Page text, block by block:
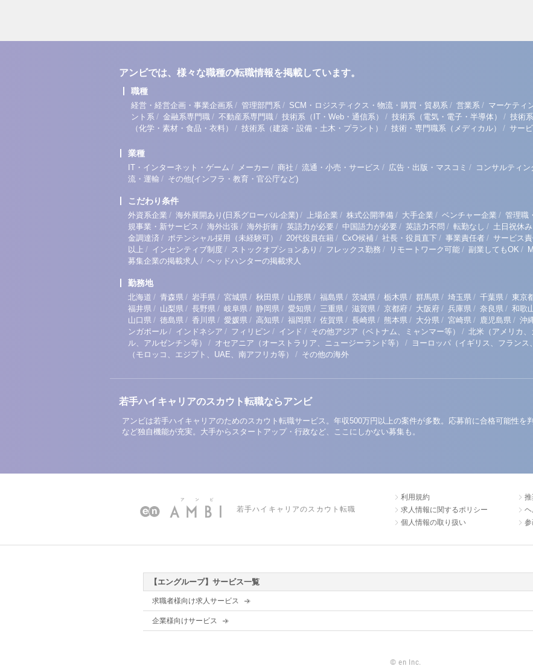
アンビでは、様々な職種の転職情報を掲載しています。
職種
経営・経営企画・事業企画系 / 管理部門系 / SCM・ロジスティクス・物流・購買・貿易系 / 営業系 / マーケティ
ント系 / 金融系専門職 / 不動産系専門職 / 技術系（IT・Web・通信系） / 技術系（電気・電子・半導体） / 技術
（化学・素材・食品・衣料）
/ 技術系（建築・設備・土木・プラント） / 技術・専門職系（メディカル） / サー
業種
IT・インターネット・ゲーム / メーカー / 商社 / 流通・小売・サービス / 広告・出版・マスコミ / コンサルティン
流・運輸 / その他(インフラ・教育・官公庁など)
こだわり条件
外資系企業 / 海外展開あり(日系グローバル企業) / 上場企業 / 株式公開準備 / 大手企業 / ベンチャー企業 / 管理職
規事業・新サービス / 海外出張 / 海外折衝 / 英語力が必要 / 中国語力が必要 / 英語力不問 / 転勤なし / 土日祝休み
金調達済 / ポテンシャル採用（未経験可） / 20代役員在籍 / CxO候補 / 社長・役員直下 / 事業責任者 / サービス
以上 / インセンティブ制度 / ストックオプションあり / フレックス勤務 / リモートワーク可能 / 副業してもOK /
募集企業の掲載求人 / ヘッドハンターの掲載求人
勤務地
北海道 / 青森県 / 岩手県 / 宮城県 / 秋田県 / 山形県 / 福島県 / 茨城県 / 栃木県 / 群馬県 / 埼玉県 / 千葉県 / 東京
福井県 / 山梨県 / 長野県 / 岐阜県 / 静岡県 / 愛知県 / 三重県 / 滋賀県 / 京都府 / 大阪府 / 兵庫県 / 奈良県 / 和歌
山口県 / 徳島県 / 香川県 / 愛媛県 / 高知県 / 福岡県 / 佐賀県 / 長崎県 / 熊本県 / 大分県 / 宮崎県 / 鹿児島県 / 沖
ンガポール / インドネシア / フィリピン / インド / その他アジア（ベトナム、ミャンマー等） / 北米（アメリカ、
ル、アルゼンチン等）
/ オセアニア（オーストラリア、ニュージーランド等） / ヨーロッパ（イギリス、フランス
（モロッコ、エジプト、UAE、南アフリカ等）
/ その他の海外
若手ハイキャリアのスカウト転職ならアンビ
アンビは若手ハイキャリアのためのスカウト転職サービス。年収500万円以上の案件が多数。応募前に合格可能性を
など独自機能が充実。大手からスタートアップ・行政など、ここにしかない募集も。
若手ハイキャリアのスカウト転職
利用規約
求人情報に関するポリシー
個人情報の取り扱い
【エングループ】サービス一覧
求職者様向け求人サービス
企業様向けサービス
© en Inc.